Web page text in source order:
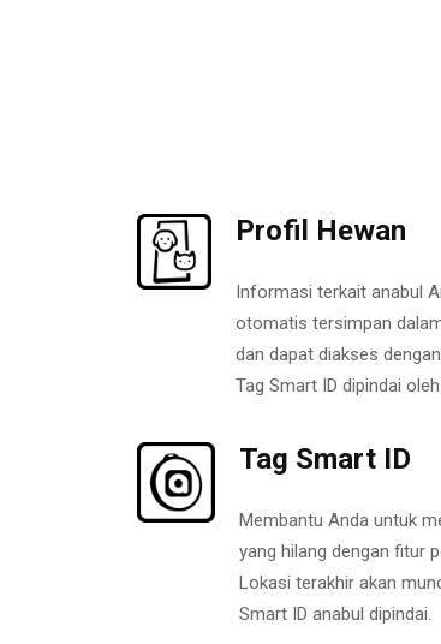
Profil Hewan
Informasi terkait anabul
otomatis tersimpan
dan dapat diakses
Tag Smart ID dipindai
Tag Smart ID
Membantu Anda untuk
yang hilang dengan fitur
Lokasi terakhir akan
Smart ID anabul dipindai.